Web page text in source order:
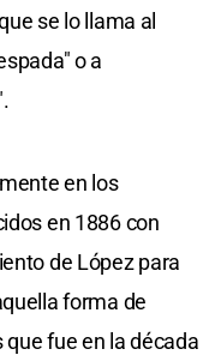
se lo llama al
o a
en los
en 1886 con
de López para
forma de
que fue en la década